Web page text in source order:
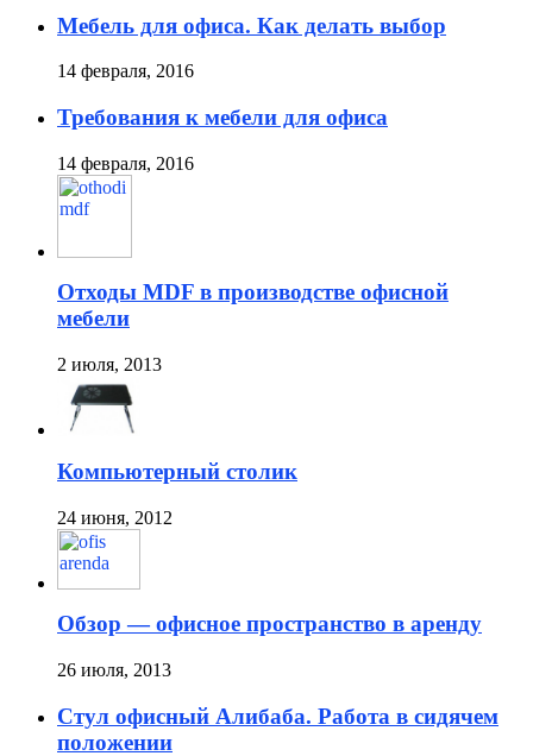
Мебель для офиса. Как делать выбор
14 февраля, 2016
Требования к мебели для офиса
14 февраля, 2016
Отходы MDF в производстве офисной
мебели
2 июля, 2013
Компьютерный столик
24 июня, 2012
Обзор — офисное пространство в аренду
26 июля, 2013
Стул офисный Алибаба. Работа в сидячем
положении